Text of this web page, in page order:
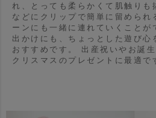
れ、とっても柔らかくて肌触りも
などにクリップで簡単に留められ
ーンにも一緒に連れていくことが
出かけにも、ちょっとした遊び心
おすすめです。
出産祝いやお誕
クリスマスのプレゼントに最適で